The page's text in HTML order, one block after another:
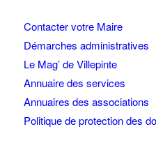
Contacter votre Maire
Démarches administratives
Le Mag’ de Villepinte
Annuaire des services
Annuaires des associations
Politique de protection des